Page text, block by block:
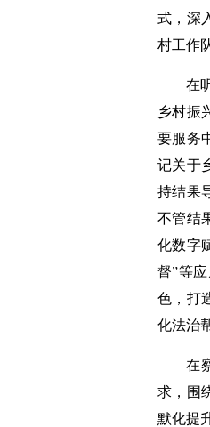
式，深
村工作
在
乡村振
要服务
记关于
持结果
不管结
化数字
督”等
色，打
化法治
在
求，围
默化提